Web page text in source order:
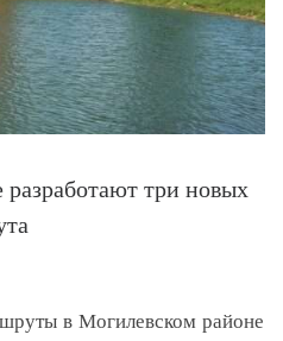
три новых
в Могилевском районе